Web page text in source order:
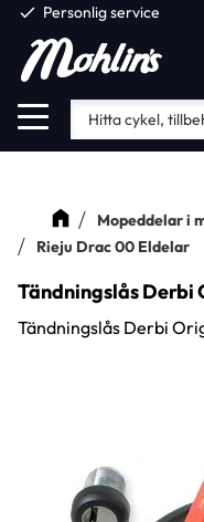
Meny
check Personlig service
Mopeddelar i
Rieju Drac 00 Eldelar
Tändningslås Derbi
Tändningslås Derbi